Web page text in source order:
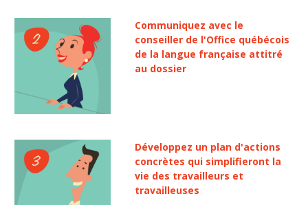
Communiquez avec le
conseiller de l'Office québécois
de la langue française attitré
au dossier
Développez un plan d'actions
concrètes qui simplifieront la
vie des travailleurs et
travailleuses